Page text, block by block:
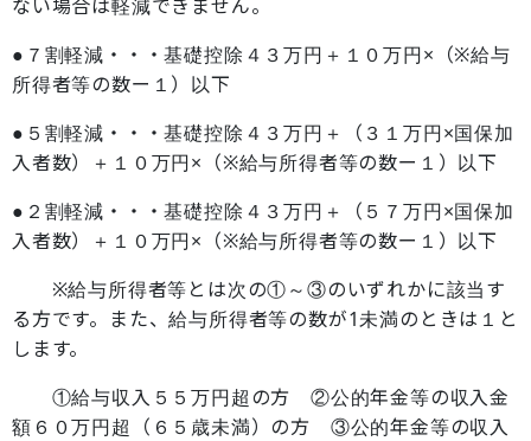
ない場合は軽減できません。
●７割軽減・・・基礎控除４３万円＋１０万円×（※給与
所得者等の数ー１）以下
●５割軽減・・・基礎控除４３万円＋（３１万円×国保加
入者数）＋１０万円×（※給与所得者等の数ー１）以下
●２割軽減・・・基礎控除４３万円＋（５７万円×国保加
入者数）＋１０万円×（※給与所得者等の数ー１）以下
※給与所得者等とは次の①～③のいずれかに該当す
る方です。また、給与所得者等の数が1未満のときは１と
します。
①給与収入５５万円超の方 ②公的年金等の収入金
額６０万円超（６５歳未満）の方 ③公的年金等の収入